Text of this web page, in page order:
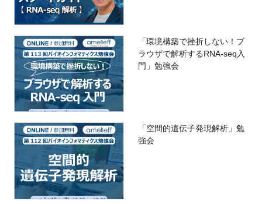
「環境構築で挫折しない！ブ
ラウザで解析するRNA-seq入
門」勉強会
「空間的遺伝子発現解析」勉
強会